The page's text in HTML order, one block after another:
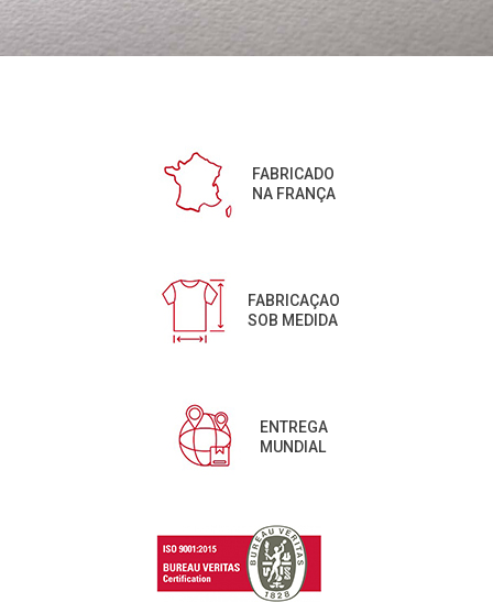
FABRICADO
NA FRANÇA
FABRICAÇAO
SOB MEDIDA
ENTREGA
MUNDIAL